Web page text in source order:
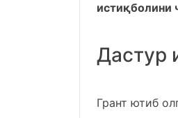
истиқболини
Дастур
Грант ютиб